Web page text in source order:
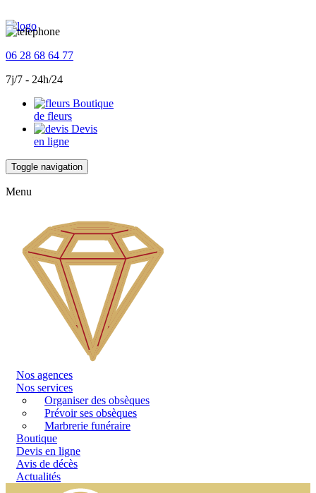
06 28 68 64 77
7j/7 - 24h/24
Boutique
de fleurs
Devis
en ligne
Toggle navigation
Menu
Nos agences
Nos services
Organiser des obsèques
Prévoir ses obsèques
Marbrerie funéraire
Boutique
Devis en ligne
Avis de décès
Actualités